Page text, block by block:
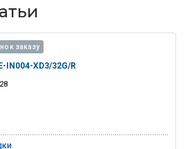
к заказу
IN004-XD3/32G/R